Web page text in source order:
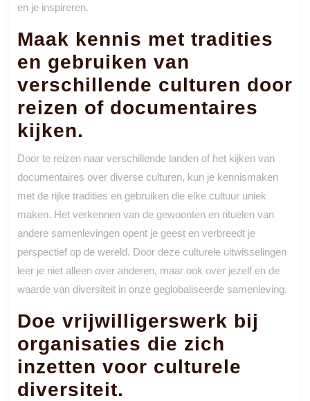
en je inspireren.
Maak kennis met tradities
en gebruiken van
verschillende culturen door
reizen of documentaires
kijken.
Door te reizen naar verschillende landen of het kijken van
documentaires over diverse culturen, kun je kennismaken
met de rijke tradities en gebruiken die elke cultuur uniek
maken. Het verkennen van de gewoonten en rituelen van
andere samenlevingen opent je geest en verbreedt je
perspectief op de wereld. Door deze culturele uitwisselingen
leer je niet alleen over anderen, maar ook over jezelf en de
waarde van diversiteit in onze geglobaliseerde samenleving.
Doe vrijwilligerswerk bij
organisaties die zich
inzetten voor culturele
diversiteit.